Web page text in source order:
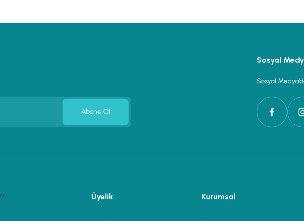
Abone Ol
Sosyal
Sosyal
Üyelik Kurumsal